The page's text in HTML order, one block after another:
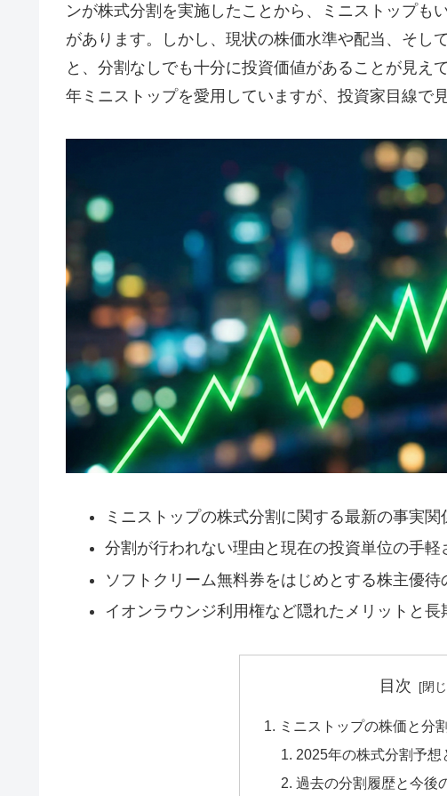
ンが株式分割を実施したことから、ミニストップも
があります。しかし、現状の株価水準や配当、そし
と、分割なしでも十分に投資価値があることが見え
年ミニストップを愛用していますが、投資家目線で
ミニストップの株式分割に関する最新の事実関
分割が行われない理由と現在の投資単位の手軽
ソフトクリーム無料券をはじめとする株主優待
イオンラウンジ利用権など隠れたメリットと長
目次
ミニストップの株価と分
2025年の株式分割予想
過去の分割履歴と今後